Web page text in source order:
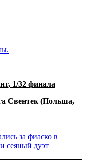
1/32 финала
Свентек (Польша,
за фиаско в
сеяный дуэт